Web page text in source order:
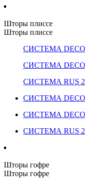
Шторы плиссе
Шторы плиссе
СИСТЕМА
СИСТЕМА
СИСТЕМА RUS
СИСТЕМА
СИСТЕМА
СИСТЕМА RUS
Шторы гофре
Шторы гофре